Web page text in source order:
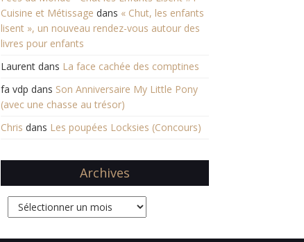
Cuisine et Métissage dans « Chut, les enfants
lisent », un nouveau rendez-vous autour des
livres pour enfants
Laurentdans La face cachée des comptines
fa vdp dans Son Anniversaire My Little Pony
(avec une chasse au trésor)
Chris dans Les poupées Locksies (Concours)
Archives
Archives